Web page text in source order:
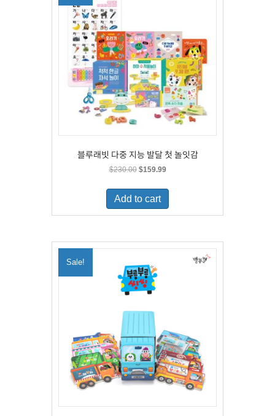
블루래빗 다중 지능 발달 첫 놀잇감
$230.00 Original
was:
$230.00.
$159.99Current
is:
Add to cart
Sale!